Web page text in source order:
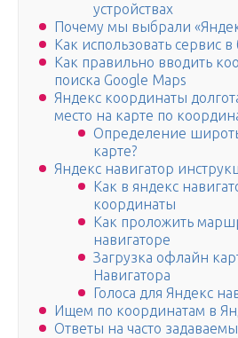
устройствах
Почему мы выбрали
Как использовать сервис
Как правильно вводить
поиска Google Maps
Яндекс координаты
место на карте по
Определение
карте?
Яндекс навигатор
Как в яндекс
координаты
Как проложить
навигаторе
Загрузка офлайн
Навигатора
Голоса для Яндекс
Ищем по координатам в
Ответы на часто